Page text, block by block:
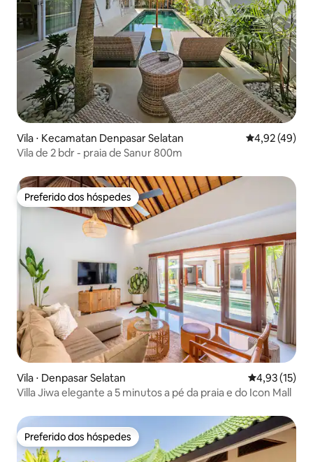
Vila ⋅ Kecamatan Denpasar Selatan 4,92 de uma
4,92 (49)
Vila de 2 bdr - praia de Sanur 800m
Preferido dos hóspedes
Preferido dos hóspedes
Vila ⋅ Denpasar Selatan 4,93 de uma
4,93 (15)
Villa Jiwa elegante a 5 minutos a pé da praia e do Icon Mall
Preferido dos hóspedes
Preferido dos hóspedes